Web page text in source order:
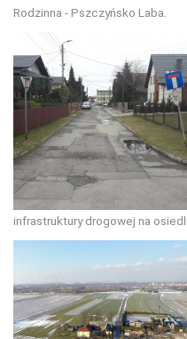
Rodzinna - Pszczyńsko Laba.
infrastruktury drogowej na